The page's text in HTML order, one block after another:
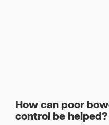
How can poor
control be helped?